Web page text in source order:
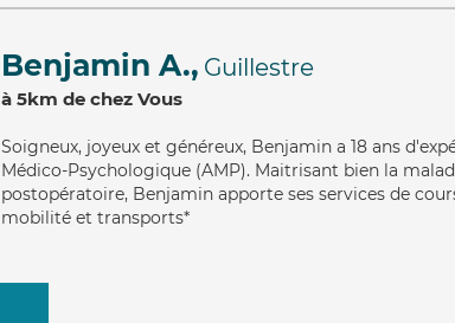
Benjamin A., Guillestre
à 5km de chez Vous
Soigneux, joyeux et généreux, Benjamin a 18 ans
Médico-Psychologique (AMP). Maitrisant bien la
postopératoire, Benjamin apporte ses services de
mobilité et transports*